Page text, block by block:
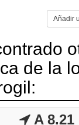
Añadir
de la
A